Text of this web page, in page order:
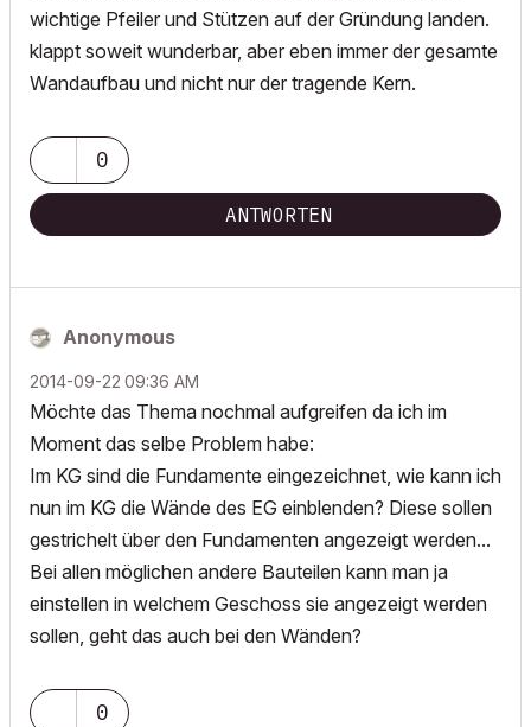
wichtige Pfeiler und Stützen auf der Gründung landen.
klappt soweit wunderbar, aber eben immer der gesamte
Wandaufbau und nicht nur der tragende Kern.
0
ANTWORTEN
Anonymous
‎2014-09-22 09:36 AM
Möchte das Thema nochmal aufgreifen da ich im
Moment das selbe Problem habe:
Im KG sind die Fundamente eingezeichnet, wie kann ich
nun im KG die Wände des EG einblenden? Diese sollen
gestrichelt über den Fundamenten angezeigt werden...
Bei allen möglichen andere Bauteilen kann man ja
einstellen in welchem Geschoss sie angezeigt werden
sollen, geht das auch bei den Wänden?
0